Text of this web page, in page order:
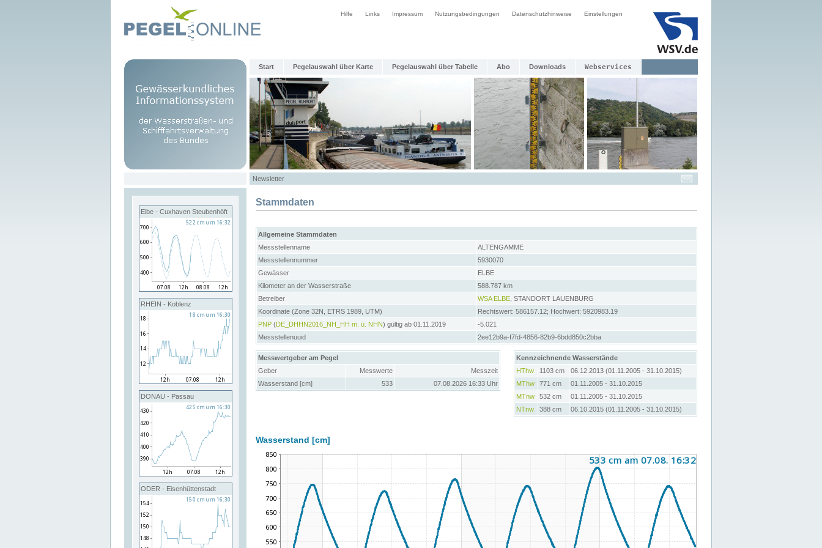
Hilfe Links Impressum Nutzungsbedingungen Datenschutzhinweise Einstellungen
Start Pegelauswahl über Karte Pegelauswahl über Tabelle Abo Downloads Webservices
Newsletter
Elbe - Cuxhaven Steubenhöft
RHEIN - Koblenz
DONAU - Passau
ODER - Eisenhüttenstadt
Stammdaten
Allgemeine Stammdaten
Messstellenname
ALTENGAMME
Messstellennummer
5930070
Gewässer
ELBE
Kilometer an der Wasserstraße
588.787 km
Betreiber
WSA ELBE , STANDORT LAUENBURG
Koordinate (Zone 32N, ETRS 1989, UTM)
Rechtswert: 586157.12; Hochwert: 5920983.19
PNP (DE_DHHN2016_NH_HH m. ü. NHN) gültig ab 01.11.2019
-5.021
Messstellenuuid
2ee12b9a-f7fd-4856-82b9-6bdd850c2bba
Messwertgeber am Pegel
Geber
Messwerte
Messzeit
Wasserstand [cm]
533 07.08.2026 16:33 Uhr
Kennzeichnende Wasserstände
HThw
1103 cm
06.12.2013 (01.11.2005 - 31.10.2015)
MThw
771 cm
01.11.2005 - 31.10.2015
MTnw
532 cm
01.11.2005 - 31.10.2015
NTnw
388 cm 06.10.2015 (01.11.2005 - 31.10.2015)
Wasserstand [cm]